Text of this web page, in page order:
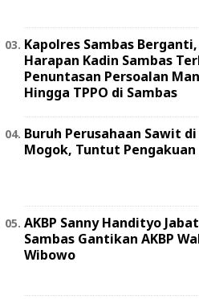
Kapolres Sambas
Harapan Kadin Sambas
Penuntasan Persoalan
Hingga TPPO di Sambas
Buruh Perusahaan Sawit
Mogok, Tuntut Pengakuan
AKBP Sanny Handityo
Sambas Gantikan AKBP
Wibowo